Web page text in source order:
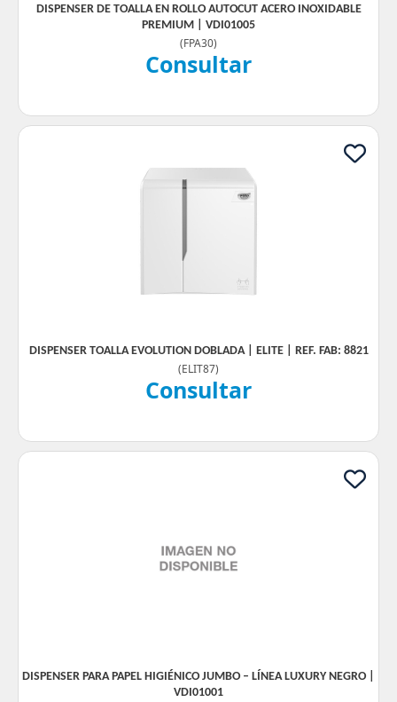
DISPENSER DE TOALLA EN ROLLO AUTOCUT ACERO INOXIDABLE
PREMIUM | VDI01005
(FPA30)
Consultar
DISPENSER TOALLA EVOLUTION DOBLADA | ELITE | REF. FAB: 8821
(ELIT87)
Consultar
DISPENSER PARA PAPEL HIGIÉNICO JUMBO – LÍNEA LUXURY NEGRO |
VDI01001